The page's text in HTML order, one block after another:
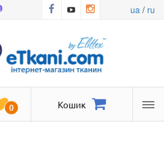
ua/ ru
0 Кошик